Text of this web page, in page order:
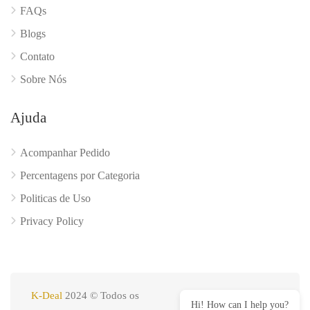
FAQs
Blogs
Contato
Sobre Nós
Ajuda
Acompanhar Pedido
Percentagens por Categoria
Politicas de Uso
Privacy Policy
K-Deal 2024 © Todos os
Hi! How can I help you?